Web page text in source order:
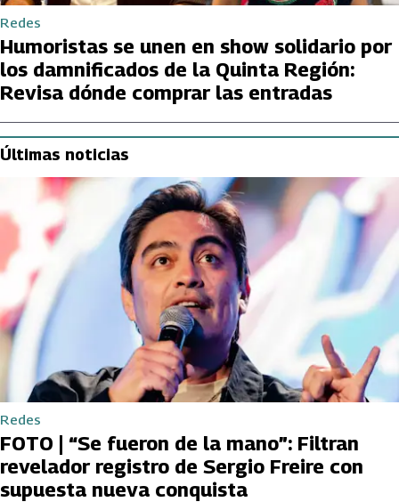
Redes
Humoristas se unen en show solidario por
los damnificados de la Quinta Región:
Revisa dónde comprar las entradas
Últimas noticias
Redes
FOTO | “Se fueron de la mano”: Filtran
revelador registro de Sergio Freire con
supuesta nueva conquista